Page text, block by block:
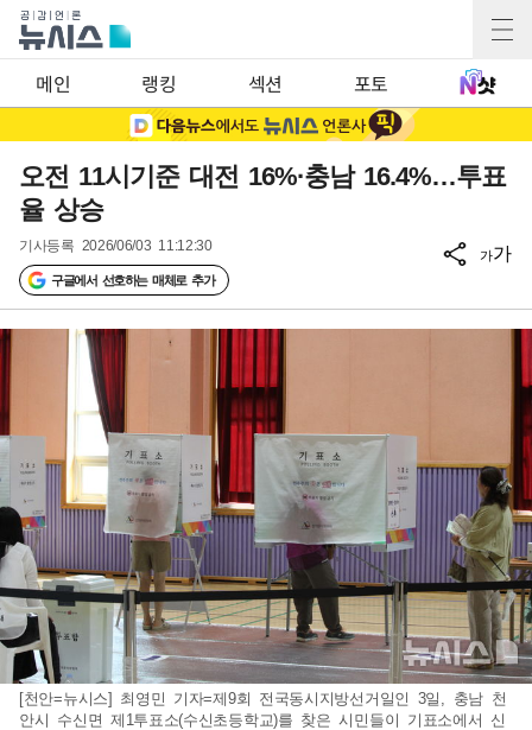
메인 랭킹 섹션 포토
오전 11시기준 대전 16%·충남 16.4%…투표
율 상승
기사등록 2026/06/03 11:12:30
구글에서 선호하는 매체로 추가
가가
[천안=뉴시스] 최영민 기자=제9회 전국동시지방선거일인 3일, 충남 천
안시 수신면 제1투표소(수신초등학교)를 찾은 시민들이 기표소에서 신